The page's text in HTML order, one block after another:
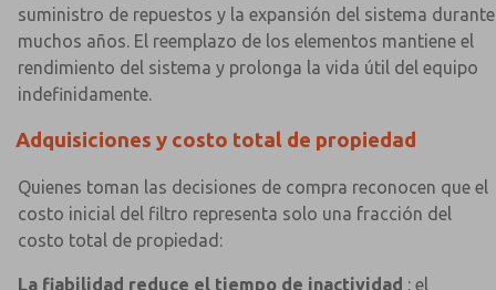
suministro de repuestos y la expansión del sistema durante
muchos años. El reemplazo de los elementos mantiene el
rendimiento del sistema y prolonga la vida útil del equipo
indefinidamente.
Adquisiciones y costo total de propiedad
Quienes toman las decisiones de compra reconocen que el
costo inicial del filtro representa solo una fracción del
costo total de propiedad:
La fiabilidad reduce el tiempo de inactividad : el